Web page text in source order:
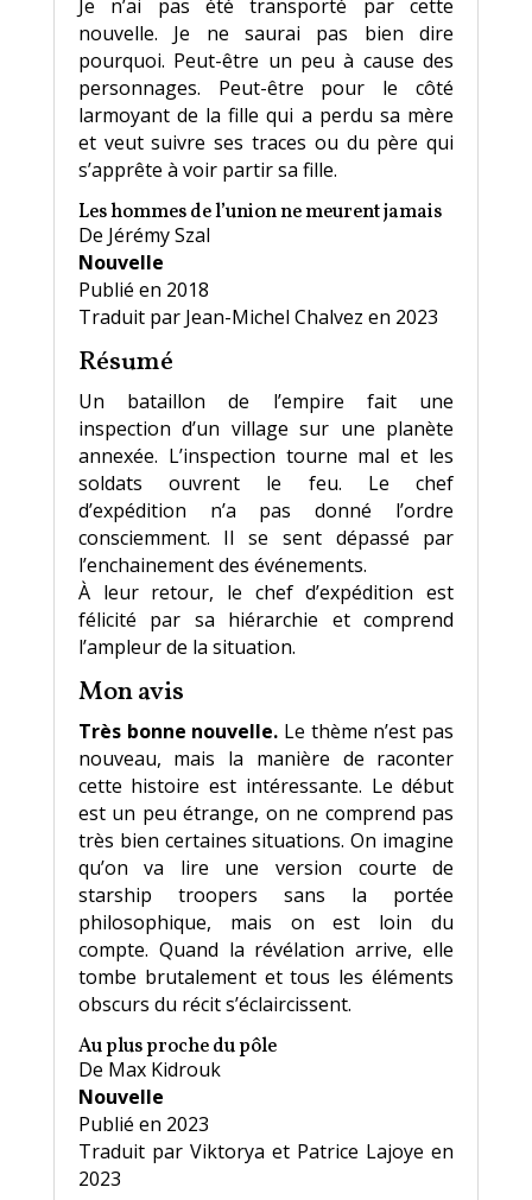
Je n’ai pas été transporté par cette
nouvelle. Je ne saurai pas bien dire
pourquoi. Peut-être un peu à cause des
personnages. Peut-être pour le côté
larmoyant de la fille qui a perdu sa mère
et veut suivre ses traces ou du père qui
s’apprête à voir partir sa fille.
Les hommes de l’union ne meurent jamais
De Jérémy Szal
Nouvelle
Publié en 2018
Traduit par Jean-Michel Chalvez en 2023
Résumé
Un bataillon de l’empire fait une
inspection d’un village sur une planète
annexée. L’inspection tourne mal et les
soldats ouvrent le feu. Le chef
d’expédition n’a pas donné l’ordre
consciemment. Il se sent dépassé par
l’enchainement des événements.
À leur retour, le chef d’expédition est
félicité par sa hiérarchie et comprend
l’ampleur de la situation.
Mon avis
Très bonne nouvelle. Le thème n’est pas
nouveau, mais la manière de raconter
cette histoire est intéressante. Le début
est un peu étrange, on ne comprend pas
très bien certaines situations. On imagine
qu’on va lire une version courte de
starship troopers sans la portée
philosophique, mais on est loin du
compte. Quand la révélation arrive, elle
tombe brutalement et tous les éléments
obscurs du récit s’éclaircissent.
Au plus proche du pôle
De Max Kidrouk
Nouvelle
Publié en 2023
Traduit par Viktorya et Patrice Lajoye en
2023